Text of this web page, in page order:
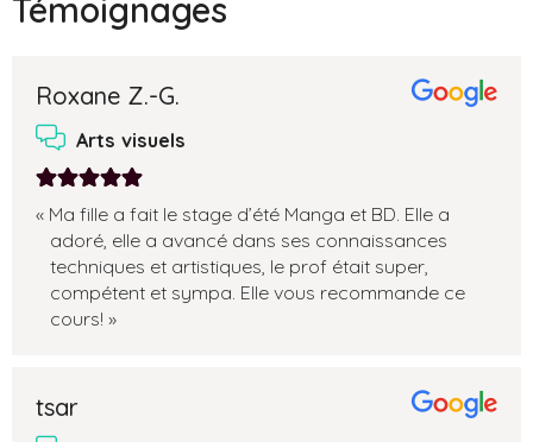
Témoignages
Roxane Z.-G.
Arts visuels
Note:
sur
Ma fille a fait le stage d’été Manga et BD. Elle a
adoré, elle a avancé dans ses connaissances
techniques et artistiques, le prof était super,
compétent et sympa. Elle vous recommande ce
cours!
tsar